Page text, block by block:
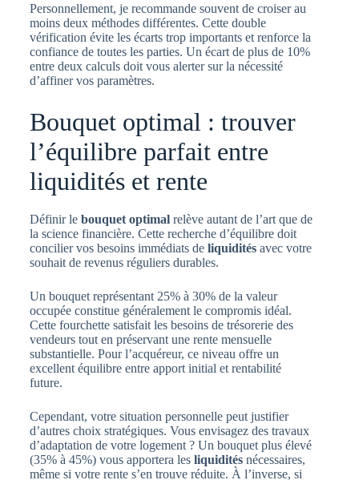
Personnellement, je recommande souvent de croiser au
moins deux méthodes différentes. Cette double
vérification évite les écarts trop importants et renforce la
confiance de toutes les parties. Un écart de plus de 10%
entre deux calculs doit vous alerter sur la nécessité
d’affiner vos paramètres.
Bouquet optimal : trouver
l’équilibre parfait entre
liquidités et rente
Définir le bouquet optimalrelève autant de l’art que de
la science financière. Cette recherche d’équilibre doit
concilier vos besoins immédiats de liquiditésavec votre
souhait de revenus réguliers durables.
Un bouquet représentant 25% à 30% de la valeur
occupée constitue généralement le compromis idéal.
Cette fourchette satisfait les besoins de trésorerie des
vendeurs tout en préservant une rente mensuelle
substantielle. Pour l’acquéreur, ce niveau offre un
excellent équilibre entre apport initial et rentabilité
future.
Cependant, votre situation personnelle peut justifier
d’autres choix stratégiques. Vous envisagez des travaux
d’adaptation de votre logement ? Un bouquet plus élevé
(35% à 45%) vous apportera les liquiditésnécessaires,
même si votre rente s’en trouve réduite. À l’inverse, si